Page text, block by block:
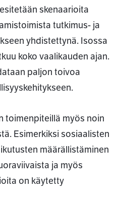
skenaarioita
tutkimus- ja
yhdistettynä. Isossa
koko vaalikauden ajan.
paljon toivoa
toimenpiteillä myös noin
Esimerkiksi sosiaalisten
määrällistäminen
ja myös
on käytetty